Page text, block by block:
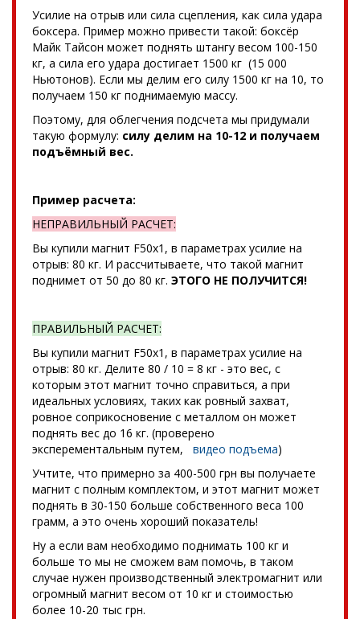
Усилие на отрыв или сила сцепления, как сила удара
боксера. Пример можно привести такой: боксёр
Майк Тайсон может поднять штангу весом 100-150
кг, а сила его удара достигает 1500 кг (15 000
Ньютонов). Если мы делим его силу 1500 кг на 10, то
получаем 150 кг поднимаемую массу.
Поэтому, для облегчения подсчета мы придумали
такую формулу: силу делим на 10-12 и получаем
подъёмный вес.
Пример расчета:
НЕПРАВИЛЬНЫЙ РАСЧЕТ:
Вы купили магнит F50x1, в параметрах усилие на
отрыв: 80 кг. И рассчитываете, что такой магнит
поднимет от 50 до 80 кг. ЭТОГО НЕ ПОЛУЧИТСЯ!
ПРАВИЛЬНЫЙ РАСЧЕТ:
Вы купили магнит F50x1, в параметрах усилие на
отрыв: 80 кг. Делите 80 / 10 = 8 кг - это вес, с
которым этот магнит точно справиться, а при
идеальных условиях, таких как ровный захват,
ровное соприкосновение с металлом он может
поднять вес до 16 кг. (проверено
эксперементальным путем, видео подъема)
Учтите, что примерно за 400-500 грн вы получаете
магнит с полным комплектом, и этот магнит может
поднять в 30-150 больше собственного веса 100
грамм, а это очень хороший показатель!
Ну а если вам необходимо поднимать 100 кг и
больше то мы не сможем вам помочь, в таком
случае нужен производственный электромагнит или
огромный магнит весом от 10 кг и стоимостью
более 10-20 тыс грн.